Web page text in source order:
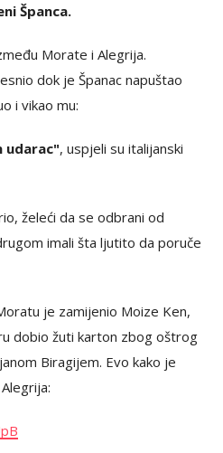
Španca.
Morate i Alegrija.
dok je Španac napuštao
i vikao mu:
udarac", uspjeli su italijanski
želeći da se odbrani od
imali šta ljutito da poruče
je zamijenio Moize Ken,
dobio žuti karton zbog oštrog
Biragijem. Evo kako je